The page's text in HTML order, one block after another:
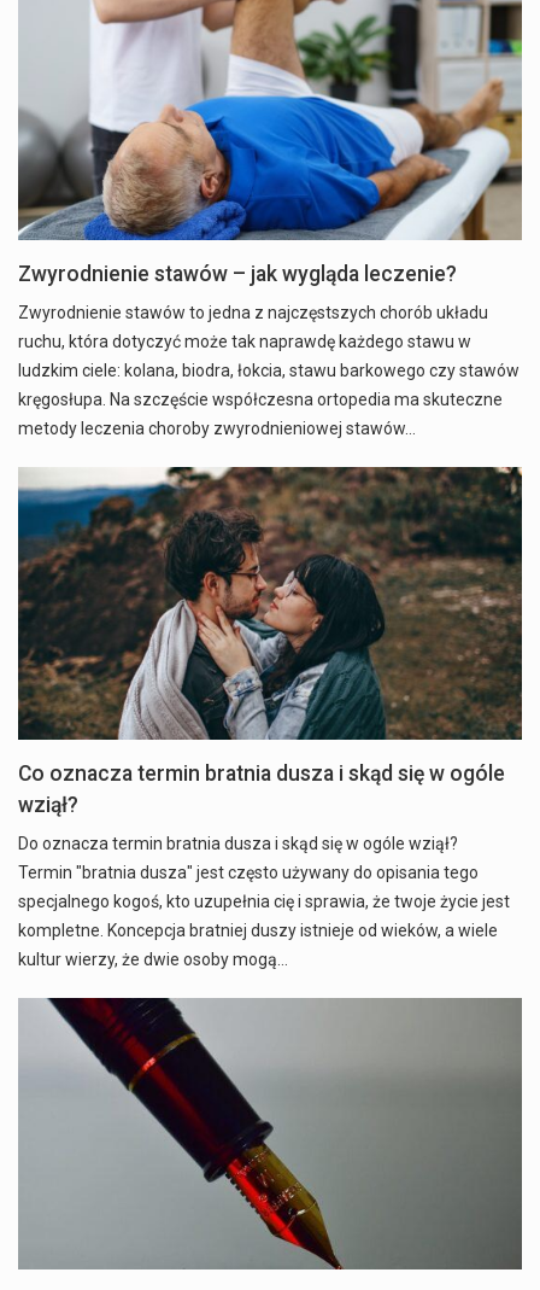
Zwyrodnienie stawów – jak wygląda leczenie?
Zwyrodnienie stawów to jedna z najczęstszych chorób układu
ruchu, która dotyczyć może tak naprawdę każdego stawu w
ludzkim ciele: kolana, biodra, łokcia, stawu barkowego czy stawów
kręgosłupa. Na szczęście współczesna ortopedia ma skuteczne
metody leczenia choroby zwyrodnieniowej stawów…
Co oznacza termin bratnia dusza i skąd się w ogóle
wziął?
Do oznacza termin bratnia dusza i skąd się w ogóle wziął?
Termin "bratnia dusza" jest często używany do opisania tego
specjalnego kogoś, kto uzupełnia cię i sprawia, że twoje życie jest
kompletne. Koncepcja bratniej duszy istnieje od wieków, a wiele
kultur wierzy, że dwie osoby mogą…